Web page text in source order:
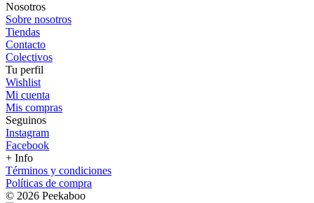
Nosotros
Sobre nosotros
Tiendas
Contacto
Colectivos
Tu perfil
Wishlist
Mi cuenta
Mis compras
Seguinos
Instagram
Facebook
+ Info
Términos y condiciones
Políticas de compra
© 2026 Peekaboo